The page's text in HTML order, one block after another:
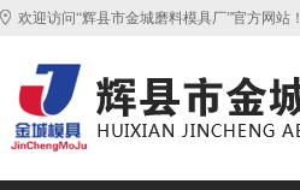
欢迎访问“辉县市金城磨料模具厂”官方网站！